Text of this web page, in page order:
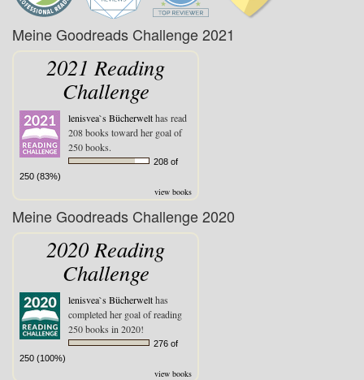
Meine Goodreads Challenge 2021
2021 Reading
Challenge
lenisvea`s Bücherwelthas read
208 books toward her goal of
250 books.
208 of
250 (83%)
view books
Meine Goodreads Challenge 2020
2020 Reading
Challenge
lenisvea`s Bücherwelthas
completed her goal of reading
250 books in 2020!
276 of
250 (100%)
view books